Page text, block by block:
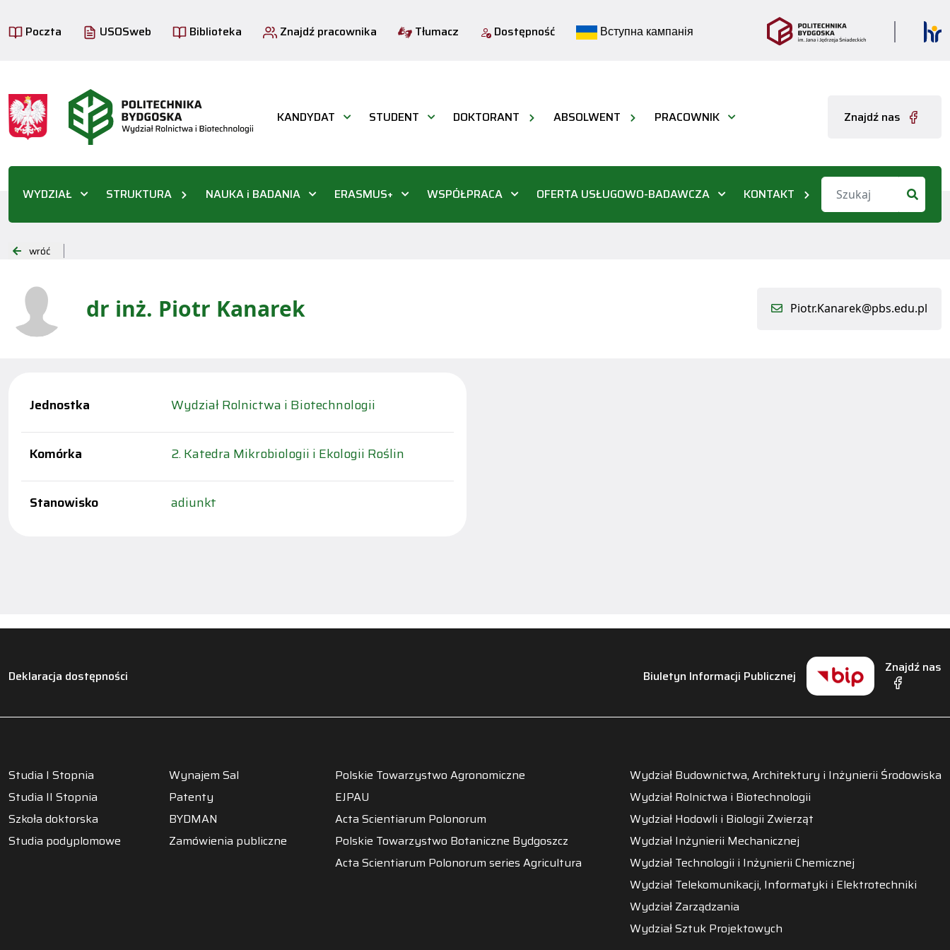
Poczta USOSweb Biblioteka Znajdź pracownika Tłumacz Dostępność Вступна кампанія
KANDYDAT STUDENT DOKTORANT ABSOLWENT PRACOWNIK Znajdź nas
WYDZIAŁ STRUKTURA NAUKA i BADANIA ERASMUS+ WSPÓŁPRACA OFERTA USŁUGOWO-BADAWCZA KONTAKT
wróć
dr inż. Piotr Kanarek Piotr.Kanarek@pbs.edu.pl
Jednostka Wydział Rolnictwa i Biotechnologii
Komórka 2. Katedra Mikrobiologii i Ekologii Roślin
Stanowisko adiunkt
Deklaracja dostępności Biuletyn Informacji Publicznej
Znajdź nas
Studia I Stopnia
Studia II Stopnia
Szkoła doktorska
Studia podyplomowe
Wynajem Sal
Patenty
BYDMAN
Zamówienia publiczne
Polskie Towarzystwo Agronomiczne
EJPAU
Acta Scientiarum Polonorum
Polskie Towarzystwo Botaniczne Bydgoszcz
Acta Scientiarum Polonorum series Agricultura
Wydział Budownictwa, Architektury i Inżynierii Środowiska
Wydział Rolnictwa i Biotechnologii
Wydział Hodowli i Biologii Zwierząt
Wydział Inżynierii Mechanicznej
Wydział Technologii i Inżynierii Chemicznej
Wydział Telekomunikacji, Informatyki i Elektrotechniki
Wydział Zarządzania
Wydział Sztuk Projektowych